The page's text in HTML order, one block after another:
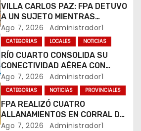
VILLA CARLOS PAZ: FPA DETUVO
A UN SUJETO MIENTRAS
COMERCIALIZABA COCAÍNA Y
MARIHUANA EN UNA PLAZA
Ago 7, 2026 Administrador1
CATEGORIAS LOCALES NOTICIAS
RÍO CUARTO CONSOLIDA SU
CONECTIVIDAD AÉREA CON
CUATRO VUELOS SEMANALES A
BUENOS AIRES
Ago 7, 2026 Administrador1
CATEGORIAS NOTICIAS PROVINCIALES
FPA REALIZÓ CUATRO
ALLANAMIENTOS EN CORRAL DE
BUSTOS-IFFLINGER
Ago 7, 2026 Administrador1